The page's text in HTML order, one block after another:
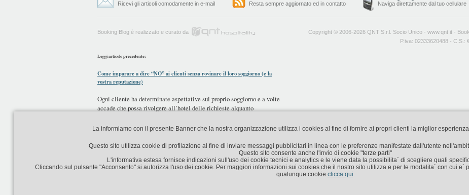
Ricevi gli articoli comodamente in e-mail
Resta sempre aggiornato ed in contatto
Naviga direttamente dal tuo cellulare
Booking Blog è realizzato e curato da Copyright © 2006-2026 QNT S.r.l. Socio Unico - www.qnt.it -
P.iva: 02333620488 - C.S.:
Leggi articolo precedente:
Come imparare a dire “NO” ai clienti senza rovinare il loro soggiorno (e la
vostra reputazione)
Ogni cliente ha determinate aspettative sul proprio soggiorno e a volte
accade che possa rivolgere all’hotel delle richieste alquanto
La informiamo con il presente Banner che la nostra organizzazione utilizza i cookies al fine di fornire ai propri clienti la miglior
Questo sito utilizza cookie di profilazione al fine di inviare messaggi pubblicitari in linea con le preferenze manifestate dall'utente
Questo sito consente anche l'invio di cookie "terze parti"
L'informativa estesa fornisce indicazioni sull'uso dei cookie tecnici e analytics e le viene data la possibilita` di scegliere quali
Cliccando sul pulsante "Acconsento" si autorizza l'uso dei cookie. Per maggiori informazioni sui cookies che il nostro sito utilizza e per le modalita` con cui
qualunque cookie clicca qui.